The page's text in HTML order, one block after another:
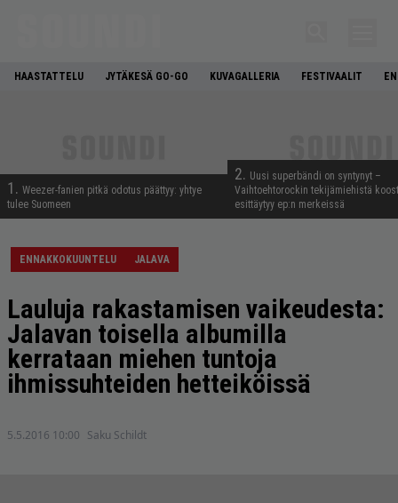
HAASTATTELU JYTÄKESÄ GO-GO KUVAGALLERIA FESTIVAALIT
1. Weezer-fanien pitkä odotus päättyy: yhtye
tulee Suomeen
2. Uusi superbändi on syntynyt –
Vaihtoehtorockin tekijämiehistä
esittäytyy ep:n merkeissä
ENNAKKOKUUNTELU JALAVA
Lauluja rakastamisen vaikeudesta:
Jalavan toisella albumilla
kerrataan miehen tuntoja
ihmissuhteiden hetteiköissä
5.5.2016 10:00 Saku Schildt